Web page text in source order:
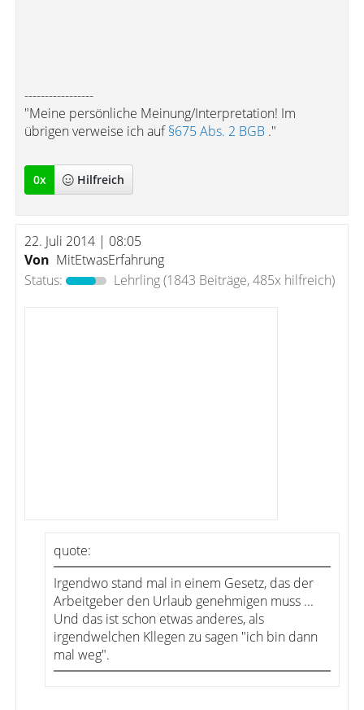
-----------------
"Meine persönliche Meinung/Interpretation! Im
übrigen verweise ich auf§675 Abs. 2 BGB."
0x Hilfreich
22. Juli 2014 | 08:05
Von MitEtwasErfahrung
Status:
Lehrling(1843 Beiträge, 485x hilfreich)
quote:
Irgendwo stand mal in einem Gesetz, das der
Arbeitgeber den Urlaub genehmigen muss ...
Und das ist schon etwas anderes, als
irgendwelchen Kllegen zu sagen "ich bin dann
mal weg".